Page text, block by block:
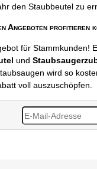
den Staubbeutel zu
Angeboten profitieren
für Stammkunden!
und
wird so
voll auszuschöpfen.